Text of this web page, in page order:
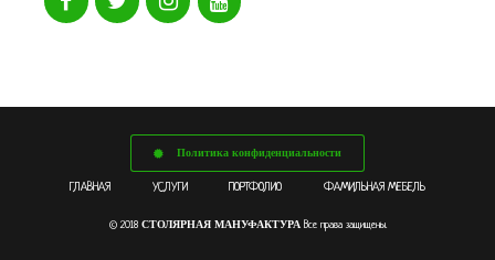
Политика конфиденциальности
ГЛАВНАЯ УСЛУГИ ПОРТФОЛИО ФАМИЛЬНАЯ МЕБЕЛЬ
© 2018 СТОЛЯРНАЯ МАНУФАКТУРАВсе права защищены.